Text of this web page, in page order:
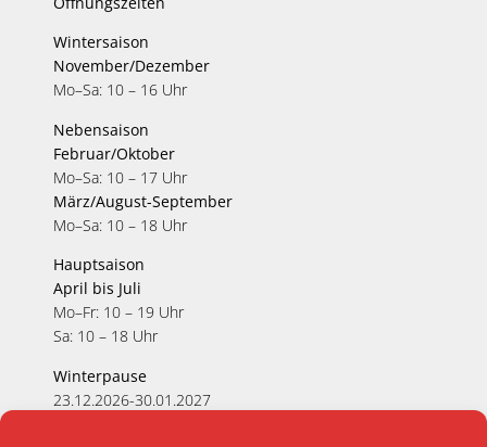
Wintersaison
November/Dezember
Mo–Sa: 10 – 16 Uhr
Nebensaison
Februar/Oktober
Mo–Sa: 10 – 17 Uhr
März/August-September
Mo–Sa: 10 – 18 Uhr
Hauptsaison
April bis Juli
Mo–Fr: 10 – 19 Uhr
Sa: 10 – 18 Uhr
Winterpause
23.12.2026-30.01.2027